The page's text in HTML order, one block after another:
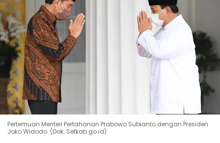
Pertemuan Menteri Pertahanan Prabowo Subianto dengan Presiden
Joko Widodo. (Dok. Setkab.go.id)